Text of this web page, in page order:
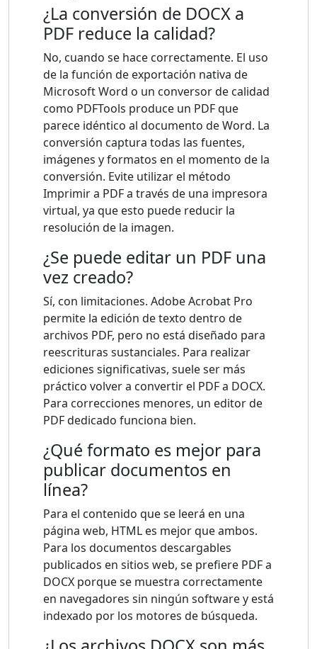
¿La conversión de DOCX a
PDF reduce la calidad?
No, cuando se hace correctamente. El uso
de la función de exportación nativa de
Microsoft Word o un conversor de calidad
como PDFTools produce un PDF que
parece idéntico al documento de Word. La
conversión captura todas las fuentes,
imágenes y formatos en el momento de la
conversión. Evite utilizar el método
Imprimir a PDF a través de una impresora
virtual, ya que esto puede reducir la
resolución de la imagen.
¿Se puede editar un PDF una
vez creado?
Sí, con limitaciones. Adobe Acrobat Pro
permite la edición de texto dentro de
archivos PDF, pero no está diseñado para
reescrituras sustanciales. Para realizar
ediciones significativas, suele ser más
práctico volver a convertir el PDF a DOCX.
Para correcciones menores, un editor de
PDF dedicado funciona bien.
¿Qué formato es mejor para
publicar documentos en
línea?
Para el contenido que se leerá en una
página web, HTML es mejor que ambos.
Para los documentos descargables
publicados en sitios web, se prefiere PDF a
DOCX porque se muestra correctamente
en navegadores sin ningún software y está
indexado por los motores de búsqueda.